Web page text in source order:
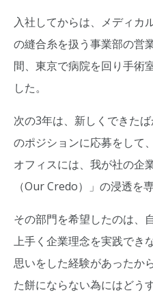
入社してからは、メディカ
の縫合糸を扱う事業部の営
間、東京で病院を回り手術
した。
次の3年は、新しくできた
のポジションに応募をして
オフィスには、我が社の企
（Our Credo）」の浸透を
その部門を希望したのは、
上手く企業理念を実践でき
思いをした経験があったか
た餅にならない為にはどう